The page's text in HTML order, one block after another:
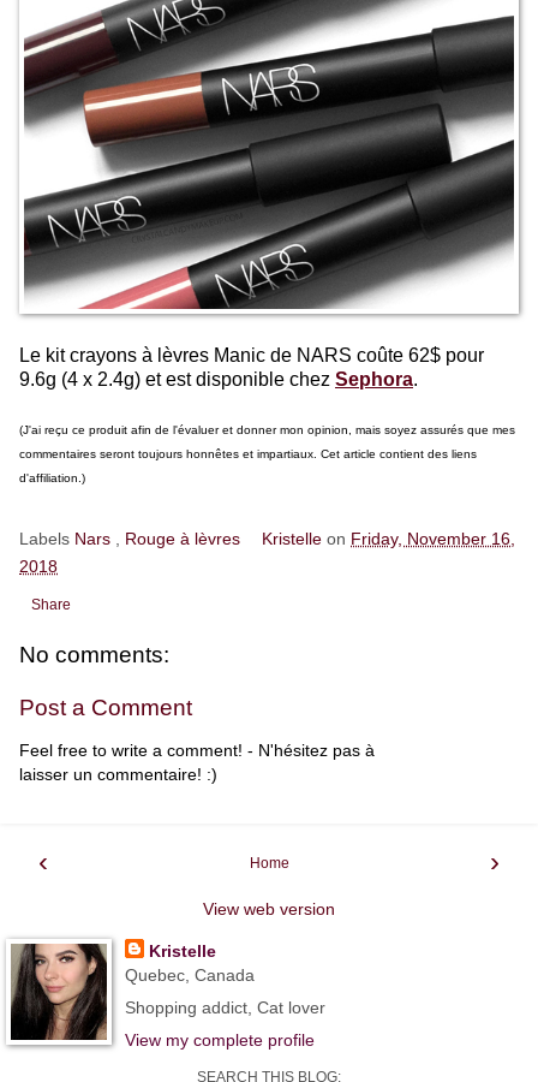
Le kit crayons à lèvres Manic de NARS coûte 62$ pour
9.6g (4 x 2.4g) et est disponible chez Sephora.
(J'ai reçu ce produit afin de l'évaluer et donner mon opinion, mais soyez assurés que mes
commentaires seront toujours honnêtes et impartiaux. Cet article contient des liens
d'affiliation.)
Labels Nars Rouge à lèvres Kristelle on Friday, November 16,
2018
Share
No comments:
Post a Comment
Feel free to write a comment! - N'hésitez pas à
laisser un commentaire! :)
‹ ›
Home
View web version
Kristelle
Quebec, Canada
Shopping addict, Cat lover
View my complete profile
SEARCH THIS BLOG: